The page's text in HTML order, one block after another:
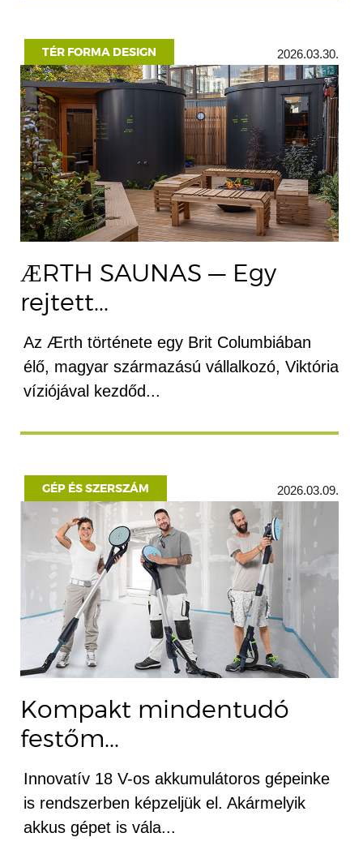
TÉR FORMA DESIGN 2026.03.30.
ÆRTH SAUNAS — Egy
rejtett...
Az Ærth története egy Brit Columbiában
élő, magyar származású vállalkozó, Viktória
víziójával kezdőd...
GÉP ÉS SZERSZÁM 2026.03.09.
Kompakt mindentudó
festőm...
Innovatív 18 V-os akkumulátoros gépeinke
is rendszerben képzeljük el. Akármelyik
akkus gépet is vála...